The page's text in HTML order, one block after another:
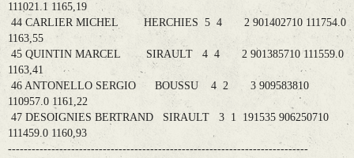
111021.1 1165,19
44 CARLIER MICHEL HERCHIES 5 4 2 901402710 111754.0
1163,55
45 QUINTIN MARCEL SIRAULT 4 4 2 901385710 111559.0
1163,41
46 ANTONELLO SERGIO BOUSSU 4 2 3 909583810
110957.0 1161,22
47 DESOIGNIES BERTRAND SIRAULT 3 1 191535 906250710
111459.0 1160,93
----------------------------------------------------------------------------